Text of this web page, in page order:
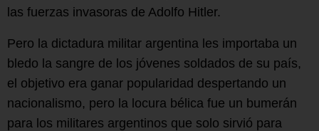
las fuerzas invasoras de Adolfo Hitler.
Pero la dictadura militar argentina les importaba un
bledo la sangre de los jóvenes soldados de su país,
el objetivo era ganar popularidad despertando un
nacionalismo, pero la locura bélica fue un bumerán
para los militares argentinos que solo sirvió para